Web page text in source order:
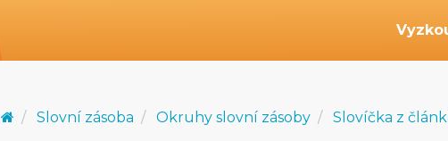
Slovní zásoba Okruhy slovní zásoby Slovíčka z